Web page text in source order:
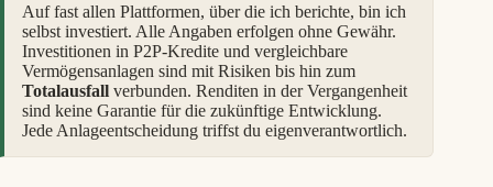
Auf fast allen Plattformen, über die ich berichte, bin ich
selbst investiert. Alle Angaben erfolgen ohne Gewähr.
Investitionen in P2P-Kredite und vergleichbare
Vermögensanlagen sind mit Risiken bis hin zum
Totalausfall verbunden. Renditen in der Vergangenheit
sind keine Garantie für die zukünftige Entwicklung.
Jede Anlageentscheidung triffst du eigenverantwortlich.